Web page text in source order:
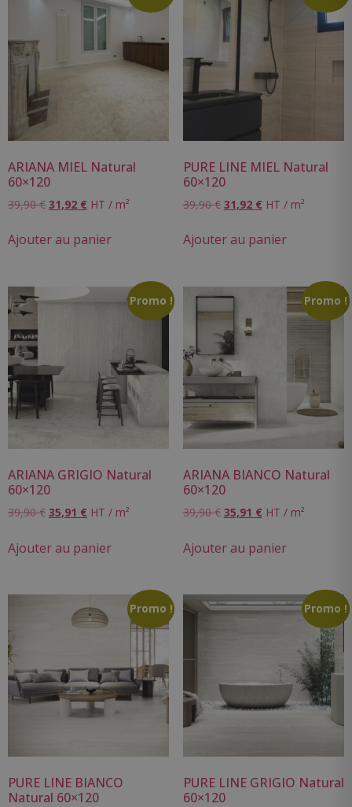
ARIANA MIEL Natural
60×120
39,90€ 31,92 € HT / m²
Ajouter au panier
PURE LINE MIEL Natural
60×120
39,90€ 31,92 € HT / m²
Ajouter au panier
Promo !
ARIANA GRIGIO Natural
60×120
39,90€ 35,91 € HT / m²
Ajouter au panier
Promo !
ARIANA BIANCO Natural
60×120
39,90€ 35,91 € HT / m²
Ajouter au panier
Promo !
PURE LINE BIANCO
Natural 60×120
Promo !
PURE LINE GRIGIO Natural
60×120